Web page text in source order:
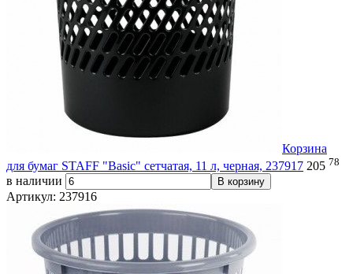
Корзина
для бумаг STAFF "Basic" сетчатая, 11 л, черная, 237917 205 78
в наличии В корзину
Артикул: 237916